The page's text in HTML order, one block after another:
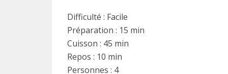
Difficulté : Facile
Préparation : 15 min
Cuisson : 45 min
Repos : 10 min
Personnes : 4